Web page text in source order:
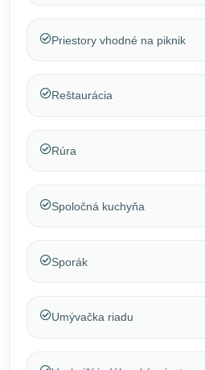
Priestory vhodné na piknik
Reštaurácia
Rúra
Spoločná kuchyňa
Sporák
Umývačka riadu